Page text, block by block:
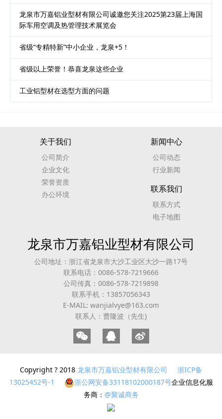
龙泉市万嘉铝业型材有限公司诚邀您关注2025第23届上海国
际车用空调及热管理技术展览会
省级“专精特新”中小企业，龙泉+5！
省级以上荣誉！恭喜龙泉这些企业
工业铝型材在选型方面的问题
关于我们
公司简介
企业文化
荣誉资质
办公环境
新闻中心
公司动态
行业新闻
联系我们
联系方式
电子地图
龙泉市万嘉铝业型材有限公司
公司地址：浙江省龙泉市大沙工业区大沙一路17号
联系电话：0086-578-7219666
公司传真：0086-578-7219898
联系手机：13857056343
E-MAIL: wanjialvye@163.com
联系人：曹隆波（先生)
Copyright ? 2018 龙泉市万嘉铝业型材有限公司
浙ICP备
13025452号-1
浙公网安备33118102000187号企业信息化服
务商： @聚诚商务